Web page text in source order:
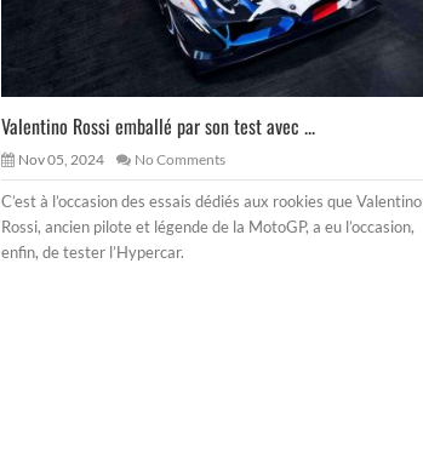
Valentino Rossi emballé par son test avec ...
Nov 05, 2024 No Comments
C’est à l’occasion des essais dédiés aux rookies que Valentino
Rossi, ancien pilote et légende de la MotoGP, a eu l’occasion,
enfin, de tester l’Hypercar.